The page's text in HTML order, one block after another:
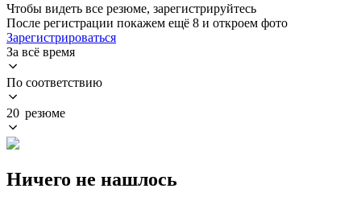
Чтобы видеть все резюме, зарегистрируйтесь
После регистрации покажем ещё 8 и откроем фото
Зарегистрироваться
За всё время
По соответствию
20 резюме
Ничего не нашлось